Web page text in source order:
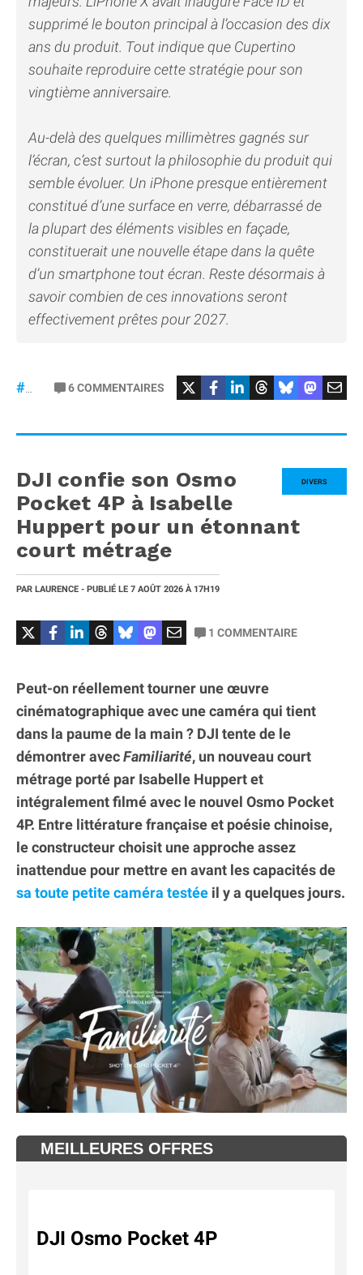
supprimé le bouton principal à l’occasion des dix
ans du produit. Tout indique que Cupertino
souhaite reproduire cette stratégie pour son
vingtième anniversaire.
Au-delà des quelques millimètres gagnés sur
l’écran, c’est surtout la philosophie du produit qui
semble évoluer. Un iPhone presque entièrement
constitué d’une surface en verre, débarrassé de
la plupart des éléments visibles en façade,
constituerait une nouvelle étape dans la quête
d’un smartphone tout écran. Reste désormais à
savoir combien de ces innovations seront
effectivement prêtes pour 2027.
6COMMENTAIRES
DIVERS
DJI confie son Osmo
Pocket 4P à Isabelle
Huppert pour un étonnant
court métrage
PAR LAURENCE - PUBLIÉ LE 7 AOÛT 2026 À 17H19
1 COMMENTAIRE
Peut-on réellement tourner une œuvre
cinématographique avec une caméra qui tient
dans la paume de la main ? DJI tente de le
démontrer avecFamiliarité, un nouveau court
métrage porté par Isabelle Huppert et
intégralement filmé avec le nouvel Osmo Pocket
4P. Entre littérature française et poésie chinoise,
le constructeur choisit une approche assez
inattendue pour mettre en avant les capacités de
sa toute petite caméra testée il y a quelques jours.
MEILLEURES OFFRES
DJI Osmo Pocket 4P